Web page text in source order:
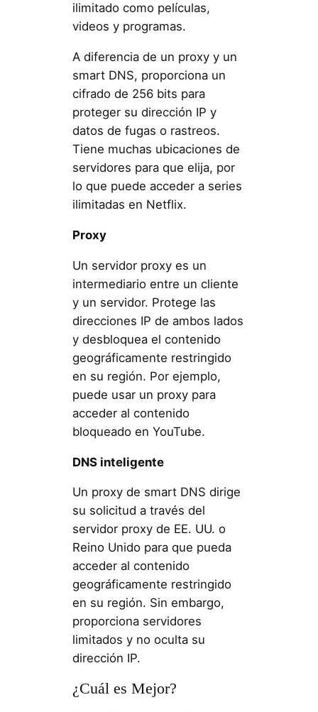
ilimitado como películas,
videos y programas.
A diferencia de un proxy y un
smart DNS, proporciona un
cifrado de 256 bits para
proteger su dirección IP y
datos de fugas o rastreos.
Tiene muchas ubicaciones de
servidores para que elija, por
lo que puede acceder a series
ilimitadas en Netflix.
Proxy
Un servidor proxy es un
intermediario entre un cliente
y un servidor. Protege las
direcciones IP de ambos lados
y desbloquea el contenido
geográficamente restringido
en su región. Por ejemplo,
puede usar un proxy para
acceder al contenido
bloqueado en YouTube.
DNS inteligente
Un proxy de smart DNS dirige
su solicitud a través del
servidor proxy de EE. UU. o
Reino Unido para que pueda
acceder al contenido
geográficamente restringido
en su región. Sin embargo,
proporciona servidores
limitados y no oculta su
dirección IP.
¿Cuál es Mejor?